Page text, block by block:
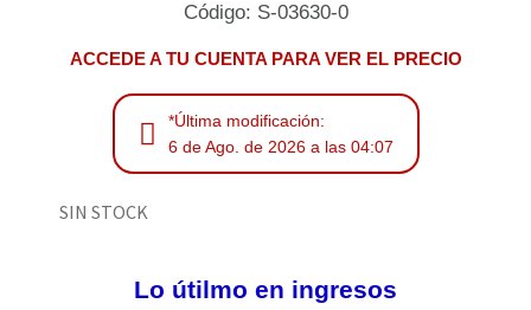
Código: S-03630-0
ACCEDE A TU CUENTA PARA VER EL PRECIO
*Última modificación:
6 de Ago. de 2026 a las 04:07
SIN STOCK
Lo útilmo en ingresos